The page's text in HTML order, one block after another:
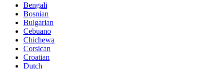
Bengali
Bosnian
Bulgarian
Cebuano
Chichewa
Corsican
Croatian
Dutch